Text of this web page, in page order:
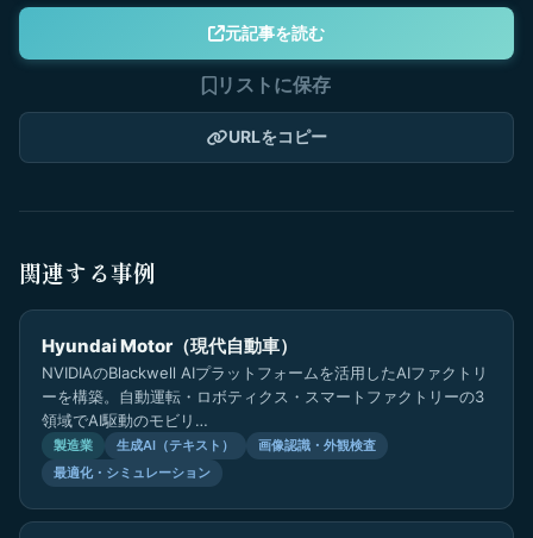
元記事を読む
リストに保存
URLをコピー
関連する事例
Hyundai Motor（現代自動車）
NVIDIAのBlackwell AIプラットフォームを活用したAIファクトリ
ーを構築。自動運転・ロボティクス・スマートファクトリーの3
領域でAI駆動のモビリ…
製造業 生成AI（テキスト）
画像認識・外観検査
最適化・シミュレーション